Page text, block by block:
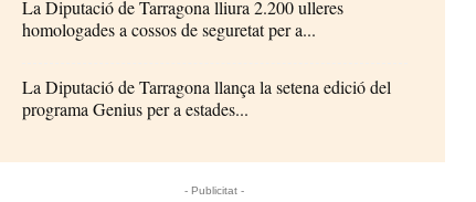
La Diputació de Tarragona lliura 2.200 ulleres
homologades a cossos de seguretat per a...
La Diputació de Tarragona llança la setena edició del
programa Genius per a estades...
- Publicitat -